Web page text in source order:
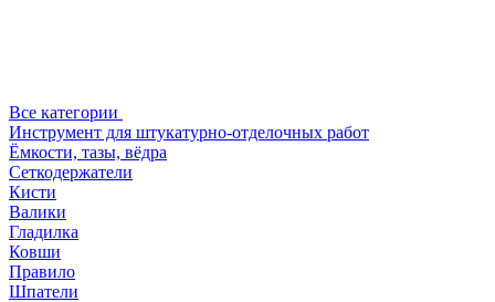
Все категории
Инструмент для штукатурно-отделочных работ
Ёмкости, тазы, вёдра
Сеткодержатели
Кисти
Валики
Гладилка
Ковши
Правило
Шпатели